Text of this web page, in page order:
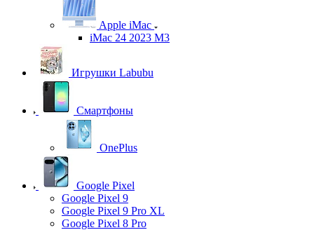
Apple iMac
iMac 24 2023 M3
Игрушки Labubu
Смартфоны
OnePlus
Google Pixel
Google Pixel 9
Google Pixel 9 Pro XL
Google Pixel 8 Pro